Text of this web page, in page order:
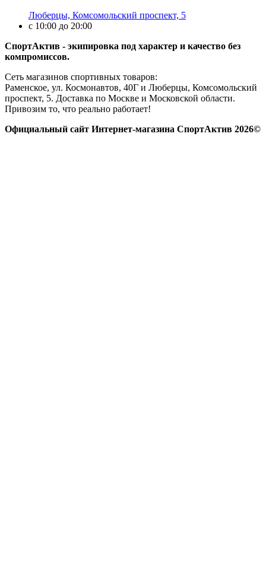
Люберцы, Комсомольский проспект, 5
с 10:00 до 20:00
СпортАктив - экипировка под характер и качество без
компромиссов.
Сеть магазинов спортивных товаров:
Раменское, ул. Космонавтов, 40Г и Люберцы, Комсомольский
проспект, 5. Доставка по Москве и Московской области.
Привозим то, что реально работает!
Официальный сайт Интернет-магазина СпортАктив 2026©